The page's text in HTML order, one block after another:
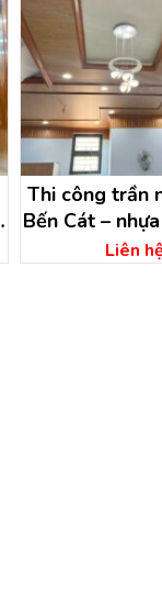
Thi công trần
Bến Cát –
bến cát bình
Liên hệ